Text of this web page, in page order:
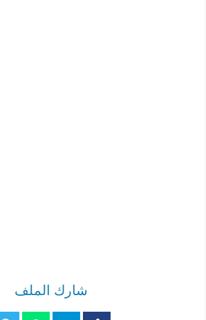
شارك الملف